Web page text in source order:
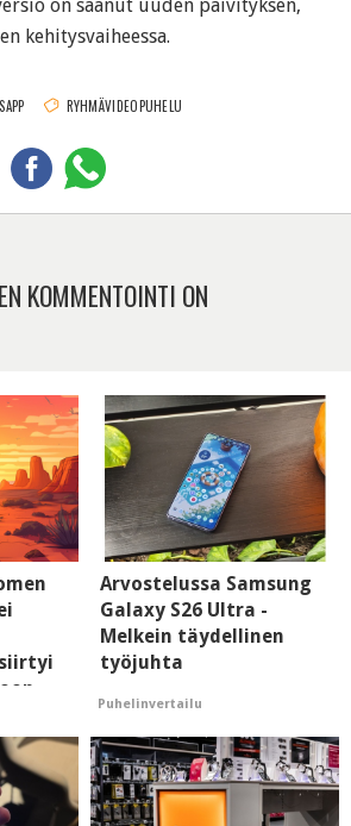
on saanut uuden päivityksen,
kehitysvaiheessa.
RYHMÄVIDEOPUHELU
KOMMENTOINTI ON
Arvostelussa Samsung
Galaxy S26 Ultra -
Melkein täydellinen
työjuhta
Puhelinvertailu